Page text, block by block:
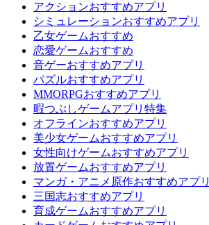
アクションおすすめアプリ
シミュレーションおすすめアプリ
乙女ゲームおすすめ
恋愛ゲームおすすめ
音ゲーおすすめアプリ
パズルおすすめアプリ
MMORPGおすすめアプリ
暇つぶしゲームアプリ特集
オフラインおすすめアプリ
美少女ゲームおすすめアプリ
女性向けゲームおすすめアプリ
放置ゲームおすすめアプリ
マンガ・アニメ原作おすすめアプリ
三国志おすすめアプリ
育成ゲームおすすめアプリ